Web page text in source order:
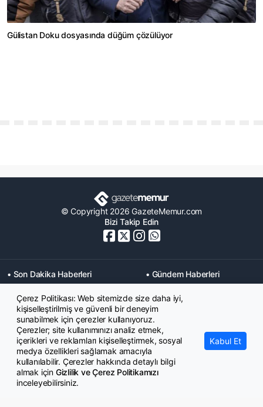
Gülistan Doku dosyasında düğüm çözülüyor
© Copyright 2026 GazeteMemur.com
Bizi Takip Edin
• Son Dakika Haberleri
• Gündem Haberleri
• Memurlar Haberleri
• KPSS Haberleri
• Ekonomi Haberleri
• Eğitim Haberleri
• Yaşam Haberleri
• Maaş Verileri Haberleri
• Mahkeme Kararları
Haberleri
Çerez Politikası: Web sitemizde size daha iyi,
kişiselleştirilmiş ve güvenli bir deneyim
sunabilmek için çerezler kullanıyoruz.
Çerezler; site kullanımınızı analiz etmek,
içerikleri ve reklamları kişiselleştirmek, sosyal
medya özellikleri sağlamak amacıyla
kullanılabilir. Çerezler hakkında detaylı bilgi
almak için Gizlilik ve Çerez Politikamızı
inceleyebilirsiniz.
Kabul Et